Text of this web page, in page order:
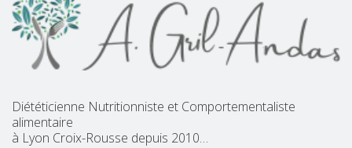
Diététicienne Nutritionniste et Comportementaliste
alimentaire
à Lyon Croix-Rousse depuis 2010…